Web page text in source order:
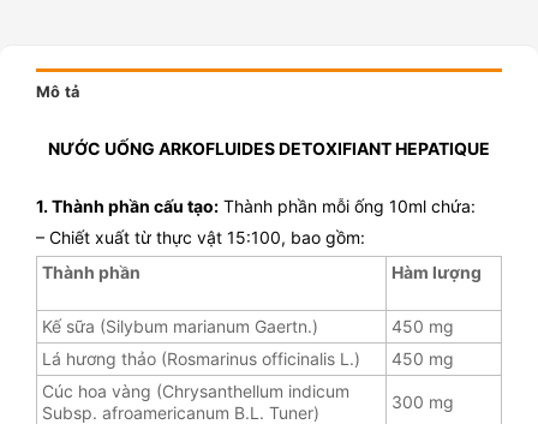
Mô tả
NƯỚC UỐNG ARKOFLUIDES DETOXIFIANT HEPATIQUE
1. Thành phần cấu tạo: Thành phần mỗi ống 10ml chứa:
– Chiết xuất từ thực vật 15:100, bao gồm:
Thành phần
Hàm lượng
Kế sữa (Silybum marianum Gaertn.)
450 mg
Lá hương thảo (Rosmarinus officinalis L.)
450 mg
Cúc hoa vàng (Chrysanthellum indicum
Subsp. afroamericanum B.L. Tuner)
300 mg